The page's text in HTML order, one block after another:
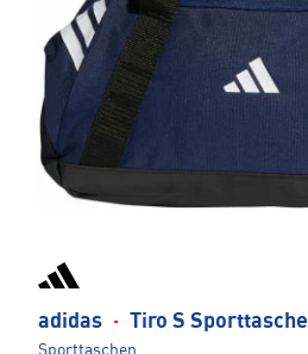
adidas · Tiro S Sporttasche
Sporttaschen